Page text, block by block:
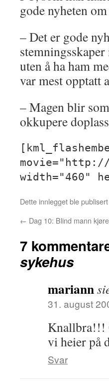
gode nyheten
– Det er gode
uten å ha ham
var mest opptatt
– Magen blir
okkupere
movie="http://
width="460"
Dette innlegget ble
← Dag 10: Blind mann
7
sykehus
mariann
31. august
Knallbra!!!
vi heier på
Svar